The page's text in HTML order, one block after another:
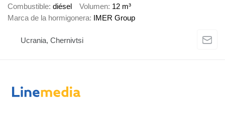
Combustible diésel Volumen 12 m³
Marca de la hormigonera IMER Group
Ucrania, Chernivtsi